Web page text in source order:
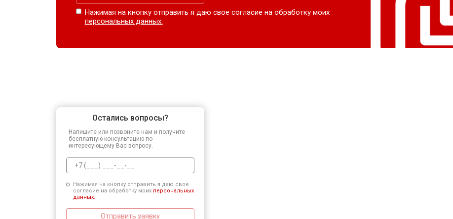
Нажимая на кнопку отправить я даю свое согласие на обработку моих
персональных данных.
Остались вопросы?
Напишите или позвоните нам и получите
бесплатную консультацию по
интересующему Вас вопросу.
Нажимая на кнопку отправить я даю свое
согласие на обработку моих персональных
данных.
Отправить заявку